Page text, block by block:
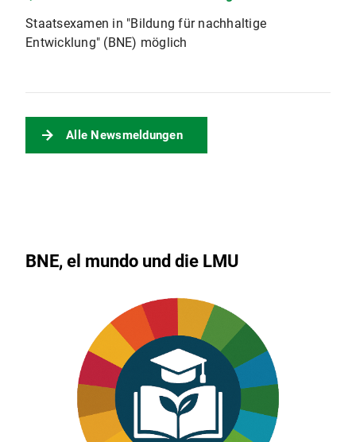
Staatsexamen in "Bildung für nachhaltige
Entwicklung" (BNE) möglich
Alle Newsmeldungen
BNE, el mundo und die LMU